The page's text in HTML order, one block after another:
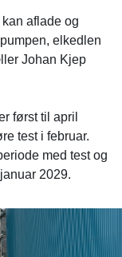
aflade og
elkedlen
Johan Kjep
først til april
test i februar.
med test og
2029.